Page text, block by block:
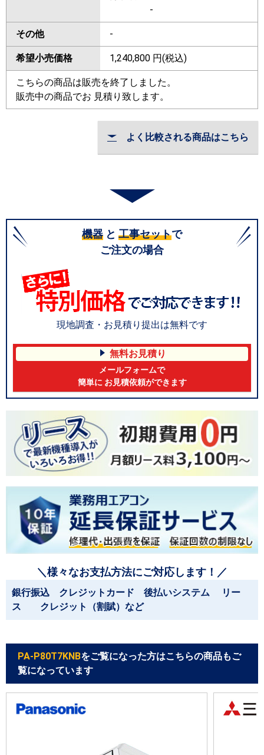
-
その他 -
希望小売価格 1,240,800 円(税込)
こちらの商品は販売を終了しました。
販売中の商品でお 見積り致します。
よく比較される商品はこちら
機器 と 工事セットで
ご注文の場合
現地調査・お見積り提出は無料です
無料お見積り
メールフォームで
簡単に お見積依頼ができます
＼様々なお支払方法にご対応します！／
銀行振込 クレジットカード 後払いシステム リー
ス クレジット（割賦）など
PA-P80T7KNBをご覧になった方はこちらの商品もご
覧になっています